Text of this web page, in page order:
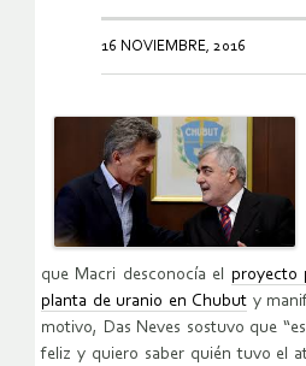
16 NOVIEMBRE, 2016
que Macri desconocía el proyecto
planta de uranio en Chubuty
motivo, Das Neves sostuvo que
feliz y quiero saber quién tuvo el